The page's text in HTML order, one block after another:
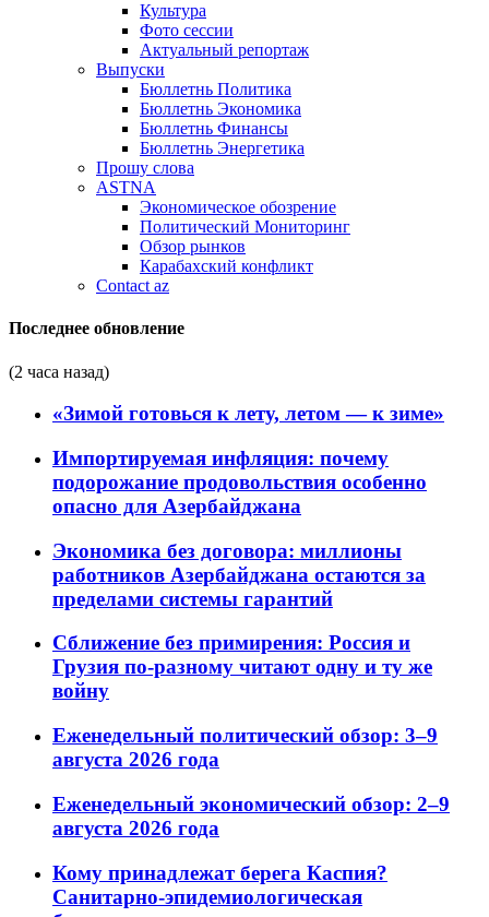
Культура
Фото сессии
Актуальный репортаж
Выпуски
Бюллетнь Политика
Бюллетнь Экономика
Бюллетнь Финансы
Бюллетнь Энергетика
Прошу слова
ASTNA
Экономическое обозрение
Политический Мониторинг
Обзор рынков
Карабахский конфликт
Contact az
Последнее обновление
(2 часа назад)
«Зимой готовься к лету, летом — к зиме»
Импортируемая инфляция: почему
подорожание продовольствия особенно
опасно для Азербайджана
Экономика без договора: миллионы
работников Азербайджана остаются за
пределами системы гарантий
Сближение без примирения: Россия и
Грузия по-разному читают одну и ту же
войну
Еженедельный политический обзор: 3–9
августа 2026 года
Еженедельный экономический обзор: 2–9
августа 2026 года
Кому принадлежат берега Каспия?
Санитарно-эпидемиологическая